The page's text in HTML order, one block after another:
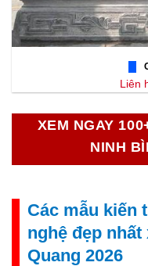
Liên
XEM NGAY
NINH
Các mẫu kiến
nghệ đẹp
Quang 2026